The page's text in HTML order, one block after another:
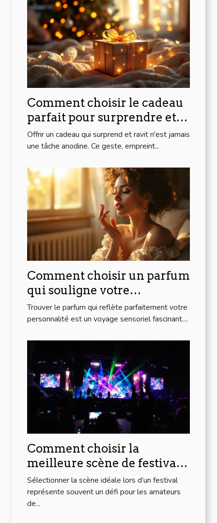
Comment choisir le cadeau
parfait pour surprendre et
ravir ?
Offrir un cadeau qui surprend et ravit n'est jamais
une tâche anodine. Ce geste, empreint...
Comment choisir un parfum
qui souligne votre
personnalité?
Trouver le parfum qui reflète parfaitement votre
personnalité est un voyage sensoriel fascinant....
Comment choisir la
meilleure scène de festival
pour votre style musical ?
Sélectionner la scène idéale lors d’un festival
représente souvent un défi pour les amateurs
de...